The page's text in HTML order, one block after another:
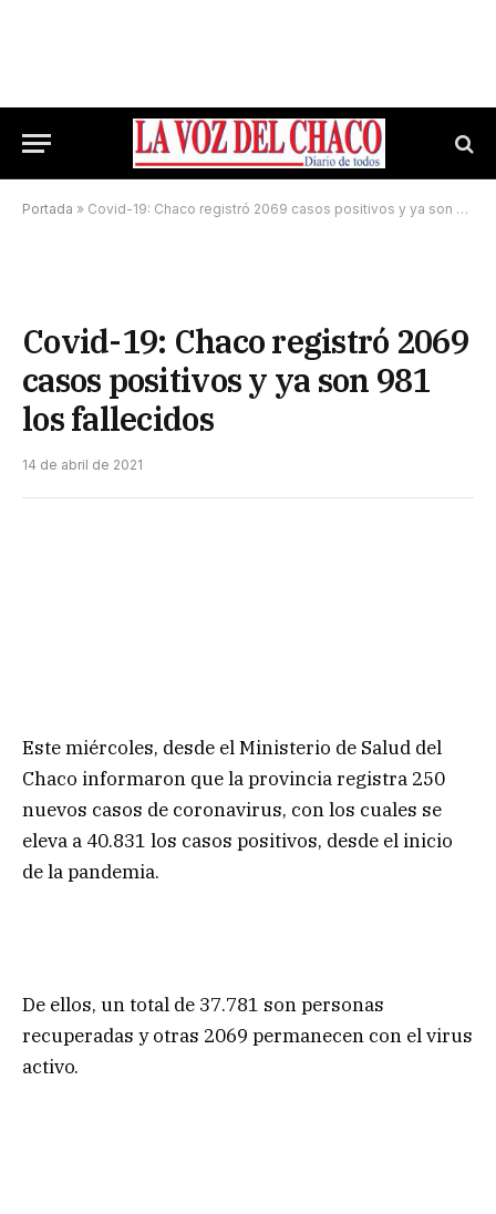
Portada » Covid-19: Chaco registró 2069 casos positivos y ya son 981 los fallecidos
Covid-19: Chaco registró 2069
casos positivos y ya son 981
los fallecidos
14 de abril de 2021
Este miércoles, desde el Ministerio de Salud del
Chaco informaron que la provincia registra 250
nuevos casos de coronavirus, con los cuales se
eleva a 40.831 los casos positivos, desde el inicio
de la pandemia.
De ellos, un total de 37.781 son personas
recuperadas y otras 2069 permanecen con el virus
activo.